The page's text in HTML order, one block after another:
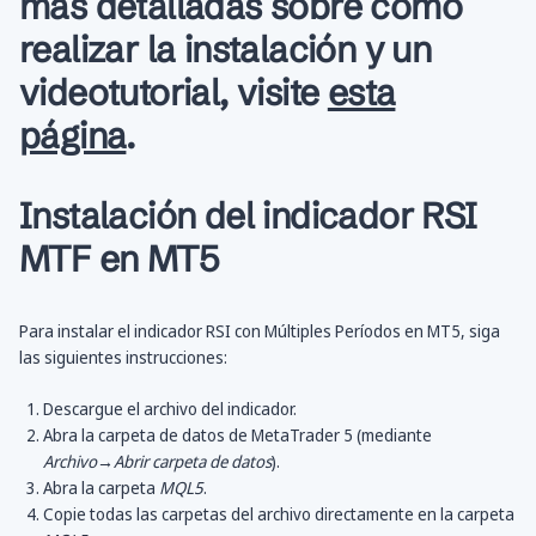
realizar la instalación y un
videotutorial, visite esta
página.
Instalación del indicador RSI
MTF en MT5
Para instalar el indicador RSI con Múltiples Períodos en MT5, siga
las siguientes instrucciones:
Descargue el archivo del indicador.
Abra la carpeta de datos de MetaTrader 5 (mediante
Archivo→Abrir carpeta de datos).
Abra la carpeta MQL5.
Copie todas las carpetas del archivo directamente en la carpeta